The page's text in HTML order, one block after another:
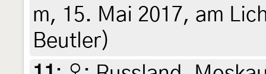
m, 15. Mai 2017, am
Beutler)